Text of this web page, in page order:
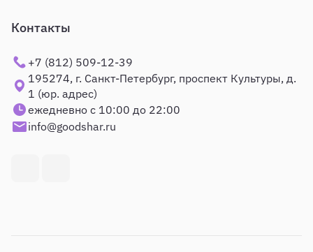
Контакты
+7 (812) 509-12-39
195274, г. Санкт-Петербург, проспект Культуры, д.
1 (юр. адрес)
ежедневно с 10:00 до 22:00
info@goodshar.ru